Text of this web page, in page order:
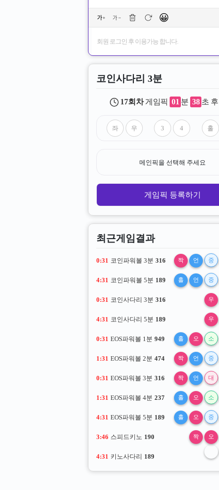
😀
회원 로그인 후 이용가능 합니다.
코인사다리 3분
17회차게임픽 01 분 37 초
메인픽을 선택해 주세요
게임픽 등록하기
최근게임결과
0:31 코인파워볼 3분 316 짝 언 중
4:31 코인파워볼 5분 189 홀 언 중
0:31 코인사다리 3분 316 우
4:31 코인사다리 5분 189 우
0:31 EOS파워볼 1분 949 홀 오 소
1:31 EOS파워볼 2분 474 짝 언 중
0:31 EOS파워볼 3분 316 짝 언 대
1:31 EOS파워볼 4분 237 홀 오 소
4:31 EOS파워볼 5분 189 홀 오 중
3:46 스피드키노 190 짝 오
4:31 키노사다리 189